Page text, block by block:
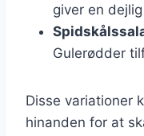
giver en
Gulerødder
Disse variationer
hinanden for at